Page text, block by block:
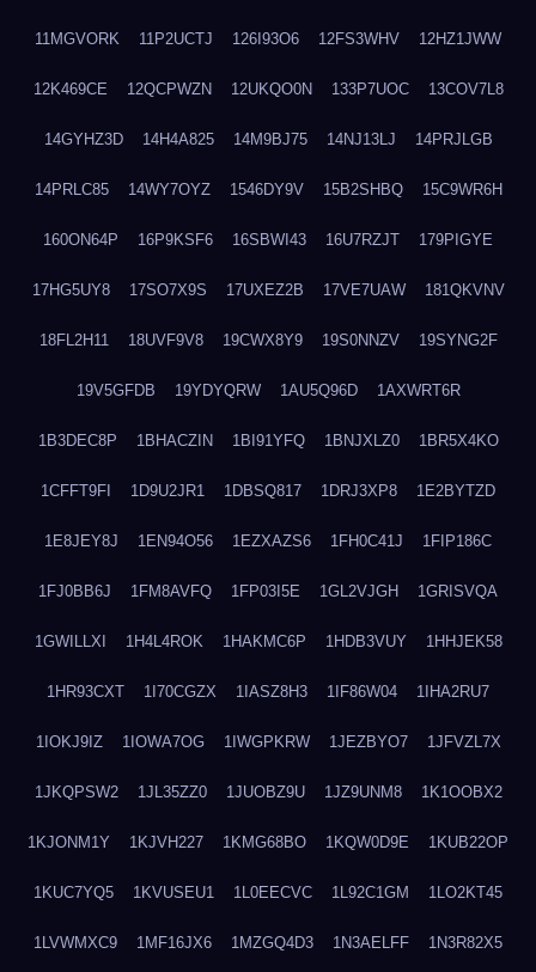
11MGVORK 11P2UCTJ 126I93O6 12FS3WHV 12HZ1JWW
12K469CE 12QCPWZN 12UKQO0N 133P7UOC 13COV7L8
14GYHZ3D 14H4A825 14M9BJ75 14NJ13LJ 14PRJLGB
14PRLC85 14WY7OYZ 1546DY9V 15B2SHBQ 15C9WR6H
160ON64P 16P9KSF6 16SBWI43 16U7RZJT 179PIGYE
17HG5UY8 17SO7X9S 17UXEZ2B 17VE7UAW 181QKVNV
18FL2H11 18UVF9V8 19CWX8Y9 19S0NNZV 19SYNG2F
19V5GFDB 19YDYQRW 1AU5Q96D 1AXWRT6R
1B3DEC8P 1BHACZIN 1BI91YFQ 1BNJXLZ0 1BR5X4KO
1CFFT9FI 1D9U2JR1 1DBSQ817 1DRJ3XP8 1E2BYTZD
1E8JEY8J 1EN94O56 1EZXAZS6 1FH0C41J 1FIP186C
1FJ0BB6J 1FM8AVFQ 1FP03I5E 1GL2VJGH 1GRISVQA
1GWILLXI 1H4L4ROK 1HAKMC6P 1HDB3VUY 1HHJEK58
1HR93CXT 1I70CGZX 1IASZ8H3 1IF86W04 1IHA2RU7
1IOKJ9IZ 1IOWA7OG 1IWGPKRW 1JEZBYO7 1JFVZL7X
1JKQPSW2 1JL35ZZ0 1JUOBZ9U 1JZ9UNM8 1K1OOBX2
1KJONM1Y 1KJVH227 1KMG68BO 1KQW0D9E 1KUB22OP
1KUC7YQ5 1KVUSEU1 1L0EECVC 1L92C1GM 1LO2KT45
1LVWMXC9 1MF16JX6 1MZGQ4D3 1N3AELFF 1N3R82X5